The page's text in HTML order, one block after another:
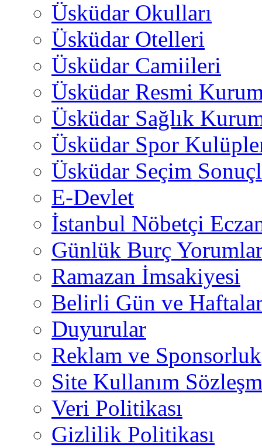
Üsküdar Okulları
Üsküdar Otelleri
Üsküdar Camiileri
Üsküdar Resmi
Üsküdar Sağlık
Üsküdar Spor
Üsküdar Seçim
E-Devlet
İstanbul Nöbetçi
Günlük Burç
Ramazan İmsakiyesi
Belirli Gün ve
Duyurular
Reklam ve Sponsorluk
Site Kullanım
Veri Politikası
Gizlilik Politikası